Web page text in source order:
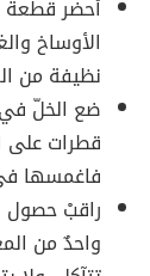
أحضر قطعة
الأوساخ
نظيفة من
ضع الخلّ
قطرات على
فاغمسها
راقبْ حصول
واحدٌ من